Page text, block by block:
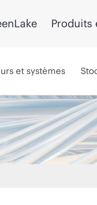
Produits
et systèmes